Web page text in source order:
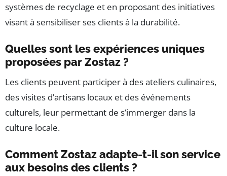
systèmes de recyclage et en proposant des initiatives
visant à sensibiliser ses clients à la durabilité.
Quelles sont les expériences uniques
proposées par Zostaz ?
Les clients peuvent participer à des ateliers culinaires,
des visites d’artisans locaux et des événements
culturels, leur permettant de s’immerger dans la
culture locale.
Comment Zostaz adapte-t-il son service
aux besoins des clients ?